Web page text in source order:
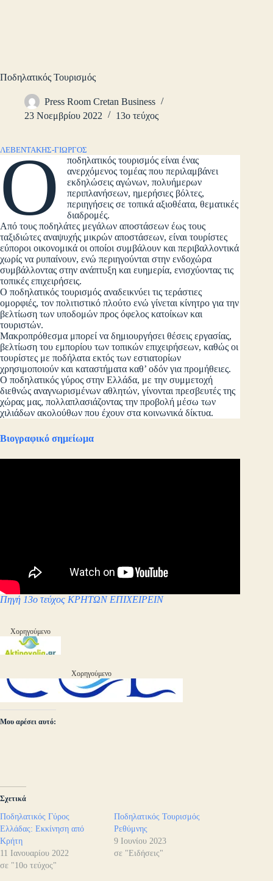
Ποδηλατικός Τουρισμός
Press Room Cretan Business
23 Νοεμβρίου 2022
13ο τεύχος
ΛΕΒΕΝΤΑΚΗΣ-ΓΙΩΡΓΟΣ
Ο
ποδηλατικός τουρισμός είναι ένας
ανερχόμενος τομέας που περιλαμβάνει
εκδηλώσεις αγώνων, πολυήμερων
περιπλανήσεων, ημερήσιες βόλτες,
περιηγήσεις σε τοπικά αξιοθέατα, θεματικές
διαδρομές.
Από τους ποδηλάτες μεγάλων αποστάσεων έως τους
ταξιδιώτες αναψυχής μικρών αποστάσεων, είναι τουρίστες
εύποροι οικονομικά οι οποίοι συμβάλουν και περιβαλλοντικά
χωρίς να ρυπαίνουν, ενώ περιηγούνται στην ενδοχώρα
συμβάλλοντας στην ανάπτυξη και ευημερία, ενισχύοντας τις
τοπικές επιχειρήσεις.
Ο ποδηλατικός τουρισμός αναδεικνύει τις τεράστιες
ομορφιές, τον πολιτιστικό πλούτο ενώ γίνεται κίνητρο για την
βελτίωση των υποδομών προς όφελος κατοίκων και
τουριστών.
Μακροπρόθεσμα μπορεί να δημιουργήσει θέσεις εργασίας,
βελτίωση του εμπορίου των τοπικών επιχειρήσεων, καθώς οι
τουρίστες με ποδήλατα εκτός των εστιατορίων
χρησιμοποιούν και καταστήματα καθ’ οδόν για προμήθειες.
Ο ποδηλατικός γύρος στην Ελλάδα, με την συμμετοχή
διεθνώς αναγνωρισμένων αθλητών, γίνονται πρεσβευτές της
χώρας μας, πολλαπλασιάζοντας την προβολή μέσω των
χιλιάδων ακολούθων που έχουν στα κοινωνικά δίκτυα.
Βιογραφικό σημείωμα
Πηγή 13ο τεύχος ΚΡΗΤΩΝ ΕΠΙΧΕΙΡΕΙΝ
Χορηγούμενο
Χορηγούμενο
Μου αρέσει αυτό:
Σχετικά
Ποδηλατικός Γύρος
Ελλάδας: Εκκίνηση από
Κρήτη
11 Ιανουαρίου 2022
σε "10ο τεύχος"
Ποδηλατικός Τουρισμός
Ρεθύμνης
9 Ιουνίου 2023
σε "Ειδήσεις"